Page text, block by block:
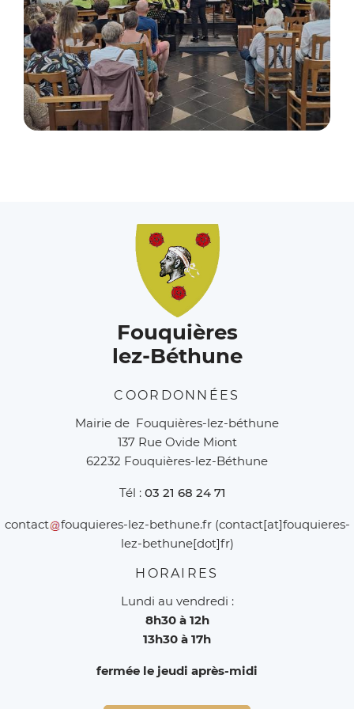
Fouquières
lez-Béthune
COORDONNÉES
Mairie de Fouquières-lez-béthune
137 Rue Ovide Miont
62232 Fouquières-lez-Béthune
Tél : 03 21 68 24 71
contact fouquieres-lez-bethune.fr(contact[at]fouquieres-
lez-bethune[dot]fr)
HORAIRES
Lundi au vendredi :
8h30 à 12h
13h30 à 17h
fermée le jeudi après-midi